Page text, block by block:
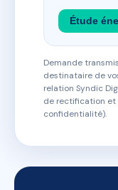
Étude
Demande
destinataire de
relation Syndic
de rectification
confidentialité).